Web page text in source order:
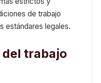
de trabajo
estándares legales.
trabajo